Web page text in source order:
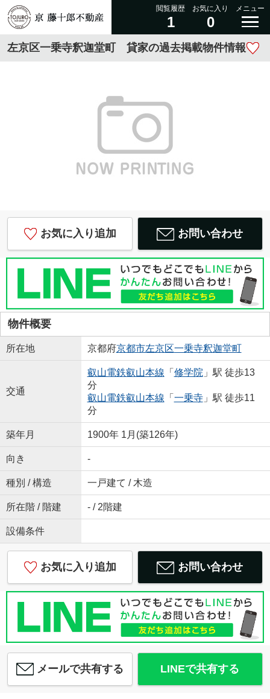
閲覧履歴
1
お気に入り
0
メニュー
左京区一乗寺釈迦堂町 貸家の過去掲載物件情報
お気に入り追加 お問い合わせ
物件概要
所在地 京都府京都市左京区一乗寺釈迦堂町
交通
叡山電鉄叡山本線 「 修学院」駅 徒歩13
分
叡山電鉄叡山本線 「 一乗寺」駅 徒歩11
分
築年月 1900年 1月(築126年)
向き -
種別 / 構造 一戸建て / 木造
所在階 / 階建 - / 2階建
設備条件
お気に入り追加 お問い合わせ
メールで共有する LINEで共有する